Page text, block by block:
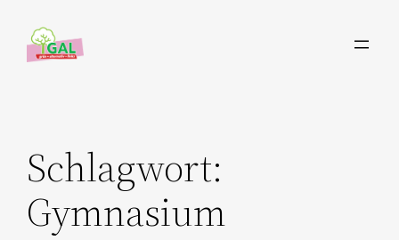
Inhalt
springen
Schlagwort:
Gymnasium